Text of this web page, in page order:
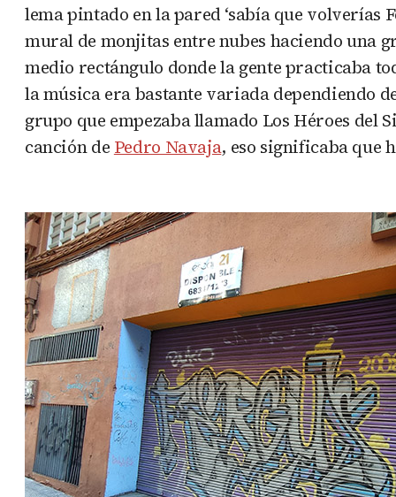
lema pintado en la pared ‘sabía que volverías
mural de monjitas entre nubes haciendo una
medio rectángulo donde la gente practicaba
la música era bastante variada dependiendo
grupo que empezaba llamado Los Héroes del
canción de Pedro Navaja, eso significaba que